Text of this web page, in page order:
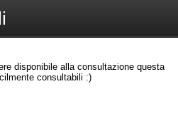
disponibile alla consultazione questa
consultabili :)